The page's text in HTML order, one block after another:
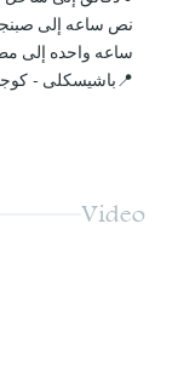
نص ساعه إلى
ساعه واحده إلى
📍باشيسكلى -
Video